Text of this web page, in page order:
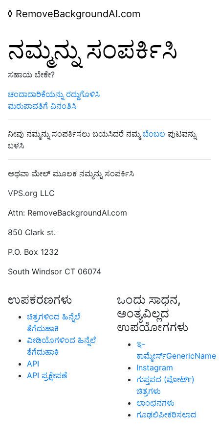
◊ RemoveBackgroundAI.com
ನಮ್ಮನ್ನು ಸಂಪರ್ಕಿಸಿ
ಸಹಾಯ ಬೇಕೇ?
ಚಂದಾದಾರಿಕೆಯನ್ನು ರದ್ದುಗೊಳಿಸಿ
ಮರುಪಾವತಿಗೆ ವಿನಂತಿಸಿ
ನೀವು ನಮ್ಮನ್ನು ಸಂಪರ್ಕಿಸಲು ಬಯಸಿದರೆ ನಮ್ಮ ಬೆಂಬಲ ಪುಟವನ್ನು
ಬಳಸಿ
ಅಥವಾ ಮೇಲ್ ಮೂಲಕ ನಮ್ಮನ್ನು ಸಂಪರ್ಕಿಸಿ
VPS.org LLC
Attn: RemoveBackgroundAI.com
850 Clark st.
P.O. Box 1232
South Windsor CT 06074
ಉಪಕರಣಗಳು
ಚಿತ್ರಗಳಿಂದ ಹಿನ್ನೆಲೆ
ತೆಗೆದುಹಾಕಿ
ವೀಡಿಯೊಗಳಿಂದ ಹಿನ್ನೆಲೆ
ತೆಗೆದುಹಾಕಿ
API
API ಪ್ರಕ್ಷೇಪಣೆ
ಒಂದು ಸಾಧನ,
ಅಂತ್ಯವಿಲ್ಲದ
ಉಪಯೋಗಗಳು
ಇ-
ಕಾಮ್ಮೇರ್ಸ್GenericName
Instagram
ಗುಪ್ತಪದ (ಪೋರ್ಟ್)
ಚಿತ್ರಗಳು
ಲಾಂಛನಗಳು
ಗೂಢಲಿಪೀಕರಿಸಲಾದ